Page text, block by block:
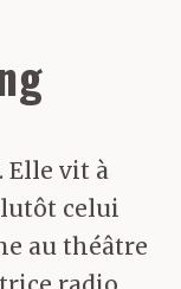
Elle vit à
celui
au théâtre